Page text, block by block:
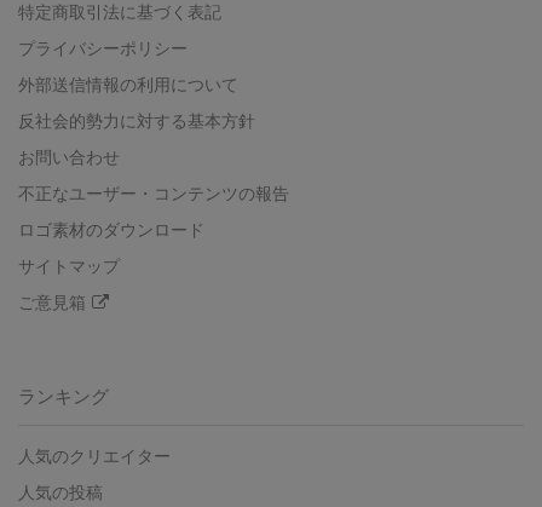
特定商取引法に基づく表記
プライバシーポリシー
外部送信情報の利用について
反社会的勢力に対する基本方針
お問い合わせ
不正なユーザー・コンテンツの報告
ロゴ素材のダウンロード
サイトマップ
ご意見箱
ランキング
人気のクリエイター
人気の投稿